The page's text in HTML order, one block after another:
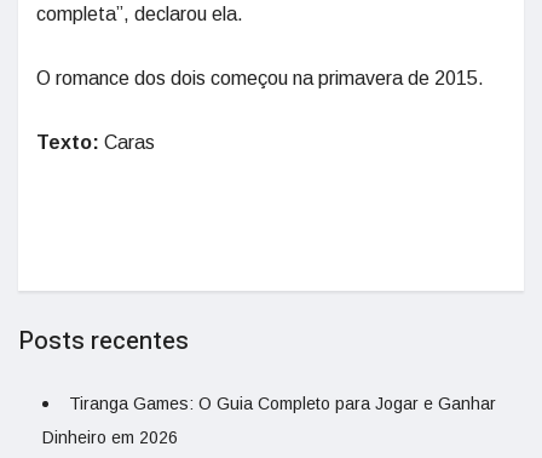
completa”, declarou ela.
O romance dos dois começou na primavera de 2015.
Texto: Caras
Posts recentes
Tiranga Games: O Guia Completo para Jogar e Ganhar
Dinheiro em 2026